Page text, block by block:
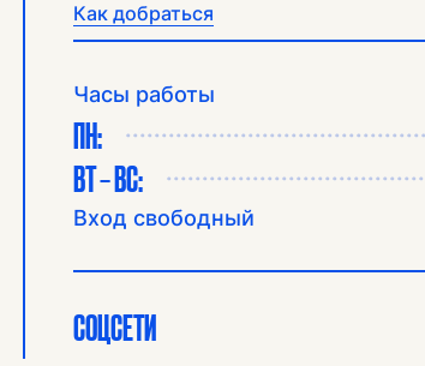
Как добраться
Часы работы
ПН:
ВТ – ВС:
Вход свободный
СОЦСЕТИ